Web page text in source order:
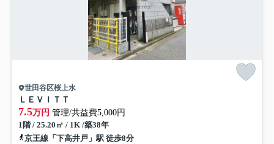
世田谷区桜上水
ＬＥＶＩＴＴ
7.5万円 管理/共益費5,000円
1階 / 25.20㎡ / 1K /築38年
京王線「下高井戸」駅 徒歩8分